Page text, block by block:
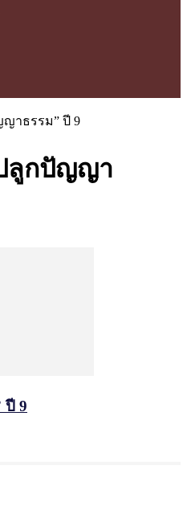
าธรรม” ปี 9
ลูกปัญญา
ปี 9